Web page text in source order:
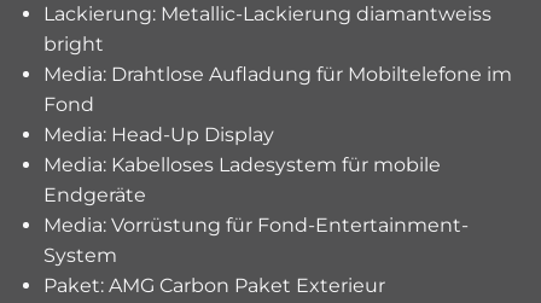
Lackierung: Metallic-Lackierung diamantweiss
bright
Media: Drahtlose Aufladung für Mobiltelefone im
Fond
Media: Head-Up Display
Media: Kabelloses Ladesystem für mobile
Endgeräte
Media: Vorrüstung für Fond-Entertainment-
System
Paket: AMG Carbon Paket Exterieur